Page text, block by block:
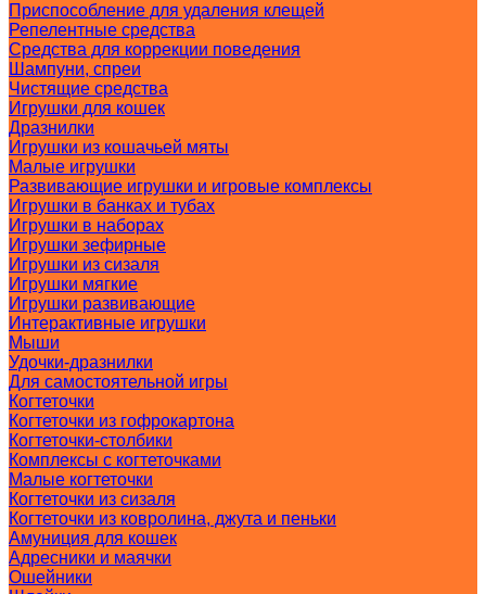
Приспособление для удаления клещей
Репелентные средства
Средства для коррекции поведения
Шампуни, спреи
Чистящие средства
Игрушки для кошек
Дразнилки
Игрушки из кошачьей мяты
Малые игрушки
Развивающие игрушки и игровые комплексы
Игрушки в банках и тубах
Игрушки в наборах
Игрушки зефирные
Игрушки из сизаля
Игрушки мягкие
Игрушки развивающие
Интерактивные игрушки
Мыши
Удочки-дразнилки
Для самостоятельной игры
Когтеточки
Когтеточки из гофрокартона
Когтеточки-столбики
Комплексы с когтеточками
Малые когтеточки
Когтеточки из сизаля
Когтеточки из ковролина, джута и пеньки
Амуниция для кошек
Адресники и маячки
Ошейники